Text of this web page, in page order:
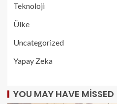
Teknoloji
Ülke
Uncategorized
Yapay Zeka
YOU MAY HAVE MISSED